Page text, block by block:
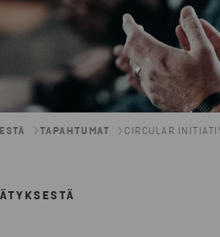
TAPAHTUMAT CIRCULAR